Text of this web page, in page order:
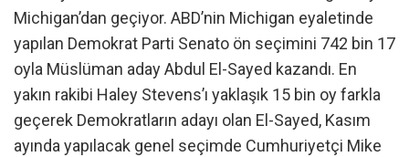
Michigan’dan geçiyor. ABD’nin Michigan eyaletinde
yapılan Demokrat Parti Senato ön seçimini 742 bin 17
oyla Müslüman aday Abdul El-Sayed kazandı. En
yakın rakibi Haley Stevens’ı yaklaşık 15 bin oy farkla
geçerek Demokratların adayı olan El-Sayed, Kasım
ayında yapılacak genel seçimde Cumhuriyetçi Mike